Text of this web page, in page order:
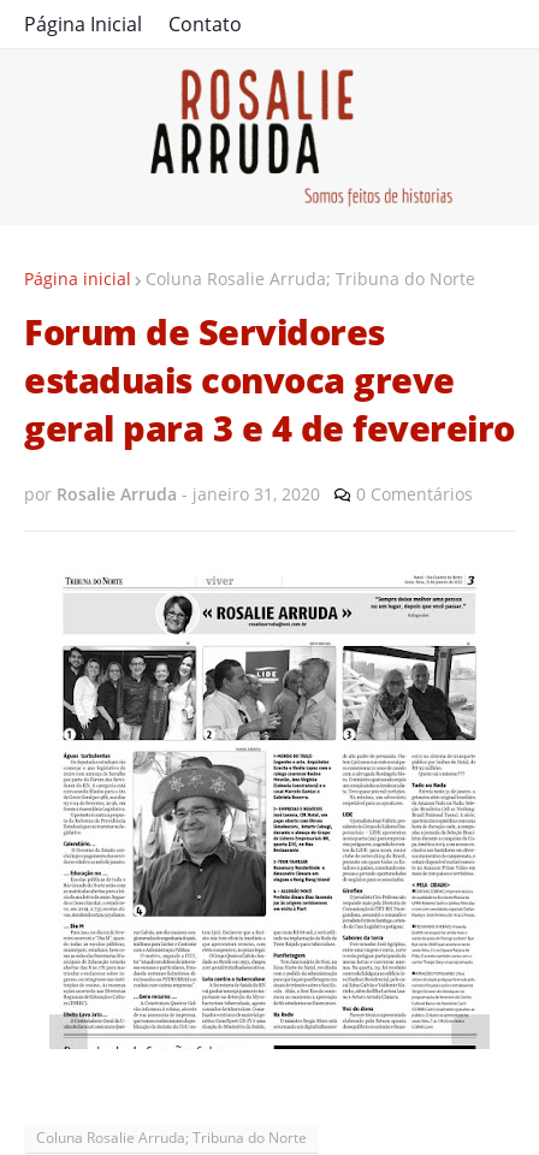
Página Inicial Contato
Página inicial Coluna Rosalie Arruda; Tribuna do Norte
Forum de Servidores
estaduais convoca greve
geral para 3 e 4 de fevereiro
por Rosalie Arruda - janeiro 31, 2020 0 Comentários
Coluna Rosalie Arruda; Tribuna do Norte